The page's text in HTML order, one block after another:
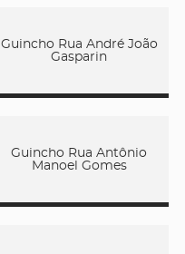
Guincho Rua André João
Gasparin
Guincho Rua Antônio
Manoel Gomes